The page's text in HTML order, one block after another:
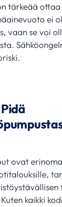
tärkeää
ei
vaan se voi
ovat
kaikki